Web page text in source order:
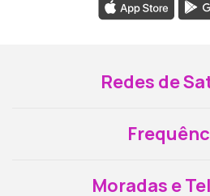
Redes de
Moradas e